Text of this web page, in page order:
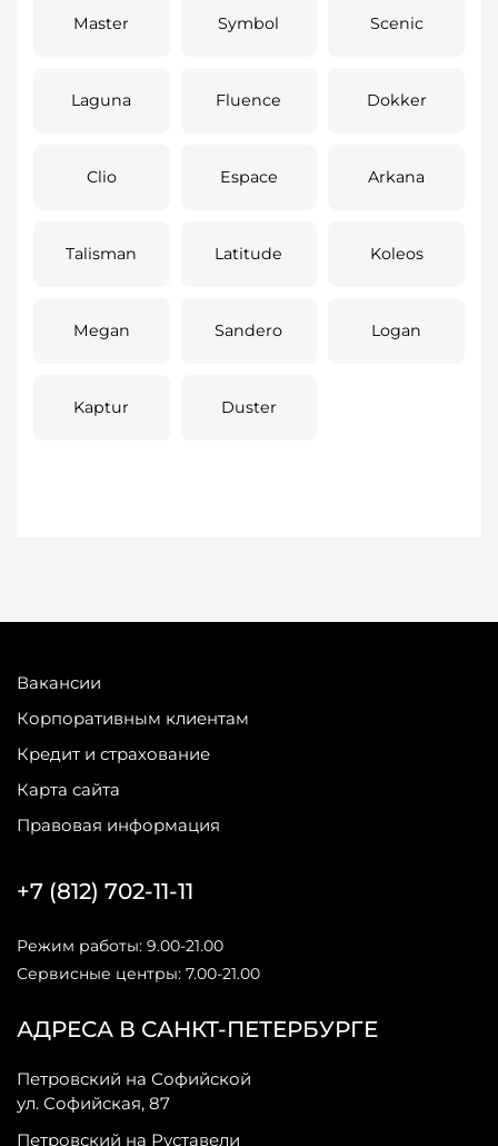
Master Symbol Scenic
Laguna Fluence Dokker
Clio Espace Arkana
Talisman Latitude Koleos
Megan Sandero Logan
Kaptur Duster
Вакансии
Корпоративным клиентам
Кредит и страхование
Карта сайта
Правовая информация
АДРЕСА В САНКТ-ПЕТЕРБУРГЕ
Петровский на Софийской
ул. Софийская, 87
Петровский на Руставели
+7 (812) 702-11-11
Режим работы: 9.00-21.00
Сервисные центры: 7.00-21.00